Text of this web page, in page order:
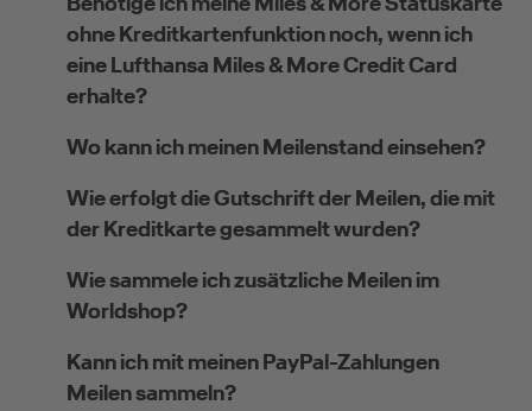
ohne Kreditkartenfunktion noch, wenn ich
eine Lufthansa Miles & More Credit Card
erhalte?
Wo kann ich meinen Meilenstand einsehen?
Wie erfolgt die Gutschrift der Meilen, die mit
der Kreditkarte gesammelt wurden?
Wie sammele ich zusätzliche Meilen im
Worldshop?
Kann ich mit meinen PayPal-Zahlungen
Meilen sammeln?